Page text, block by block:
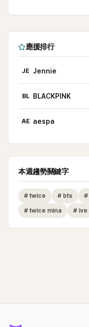
應援排行
JE Jennie
BL BLACKPINK
AE aespa
本週趨勢關鍵字
# twice # bts #
# twice mina # ive